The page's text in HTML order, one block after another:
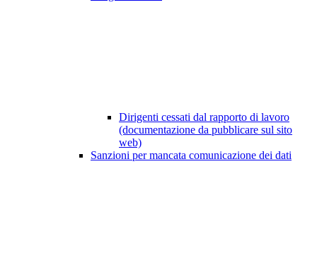
Dirigenti cessati dal rapporto di lavoro
(documentazione da pubblicare sul sito
web)
Sanzioni per mancata comunicazione dei dati